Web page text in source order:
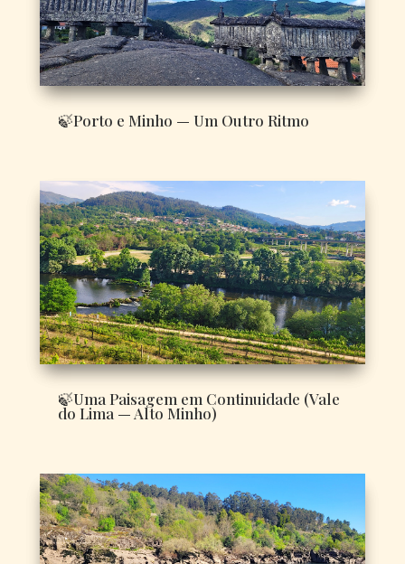
🍃Porto e Minho — Um Outro Ritmo
🍃Uma Paisagem em Continuidade (Vale
do Lima — Alto Minho)